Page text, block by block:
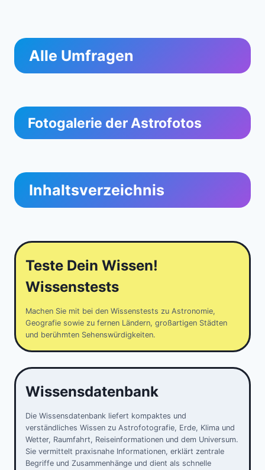
Alle Umfragen
Fotogalerie der Astrofotos
Inhaltsverzeichnis
Teste Dein Wissen!
Wissenstests
Machen Sie mit bei den Wissenstests zu Astronomie,
Geografie sowie zu fernen Ländern, großartigen Städten
und berühmten Sehenswürdigkeiten.
Wissensdatenbank
Die Wissensdatenbank liefert kompaktes und
verständliches Wissen zu Astrofotografie, Erde, Klima und
Wetter, Raumfahrt, Reiseinformationen und dem Universum.
Sie vermittelt praxisnahe Informationen, erklärt zentrale
Begriffe und Zusammenhänge und dient als schnelle